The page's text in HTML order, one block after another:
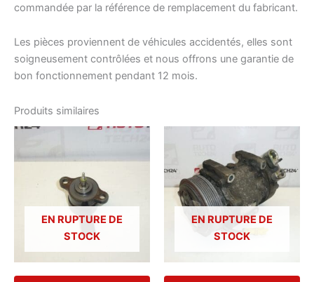
commandée par la référence de remplacement du fabricant.
Les pièces proviennent de véhicules accidentés, elles sont
soigneusement contrôlées et nous offrons une garantie de
bon fonctionnement pendant 12 mois.
Produits similaires
EN RUPTURE DE
STOCK
EN RUPTURE DE
STOCK